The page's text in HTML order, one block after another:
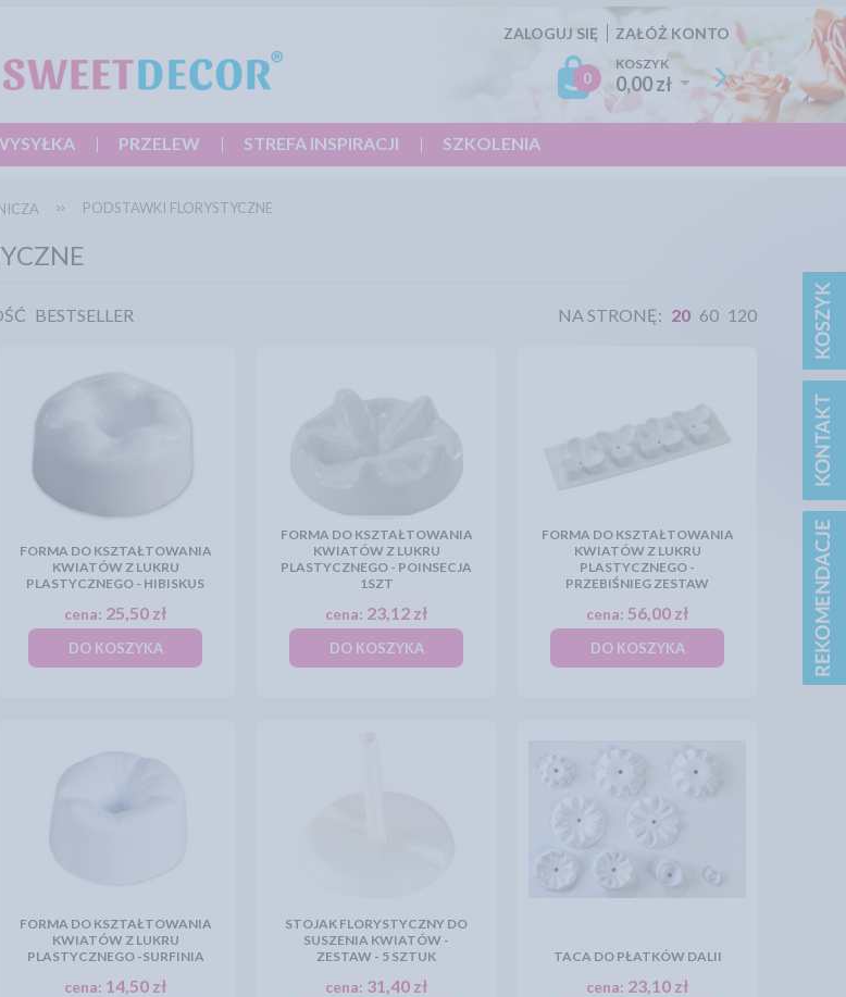
ZALOGUJ SIĘ ZAŁÓŻ KONTO
0
KOSZYK
0,00 zł
PRZELEW STREFA INSPIRACJI SZKOLENIA
PODSTAWKI FLORYSTYCZNE
BESTSELLER NA STRONĘ: 20 60 120
FORMA DO KSZTAŁTOWANIA
KWIATÓW Z LUKRU
PLASTYCZNEGO - HIBISKUS
cena: 25,50 zł
DO KOSZYKA
FORMA DO KSZTAŁTOWANIA
KWIATÓW Z LUKRU
PLASTYCZNEGO - POINSECJA
1SZT
cena: 23,12 zł
DO KOSZYKA
FORMA DO KSZTAŁTOWANIA
KWIATÓW Z LUKRU
PLASTYCZNEGO -
PRZEBIŚNIEG ZESTAW
cena: 56,00 zł
DO KOSZYKA
FORMA DO KSZTAŁTOWANIA
KWIATÓW Z LUKRU
PLASTYCZNEGO -SURFINIA
cena: 14,50 zł
STOJAK FLORYSTYCZNY DO
SUSZENIA KWIATÓW -
ZESTAW - 5 SZTUK
cena: 31,40 zł
TACA DO PŁATKÓW DALII
cena: 23,10 zł